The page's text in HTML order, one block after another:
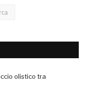
olistico tra